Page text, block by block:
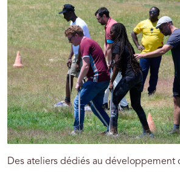
Des ateliers dédiés au développement